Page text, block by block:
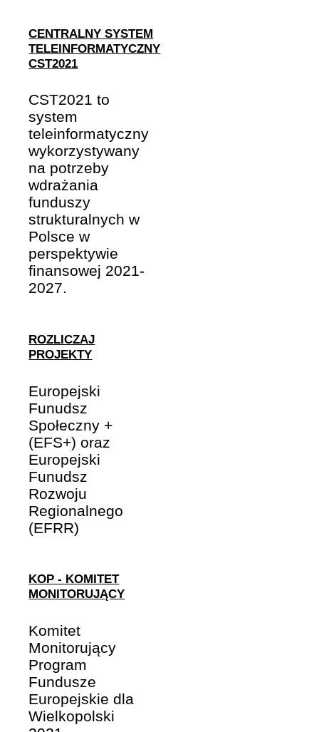
CENTRALNY SYSTEM
TELEINFORMATYCZNY
CST2021
CST2021 to
system
teleinformatyczny
wykorzystywany
na potrzeby
wdrażania
funduszy
strukturalnych w
Polsce w
perspektywie
finansowej 2021-
2027.
ROZLICZAJ
PROJEKTY
Europejski
Funudsz
Społeczny +
(EFS+) oraz
Europejski
Funudsz
Rozwoju
Regionalnego
(EFRR)
KOP - KOMITET
MONITORUJĄCY
Komitet
Monitorujący
Program
Fundusze
Europejskie dla
Wielkopolski